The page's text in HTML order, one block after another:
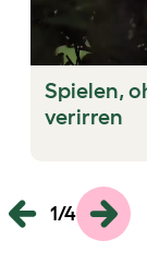
Spielen,
verirren
1/4